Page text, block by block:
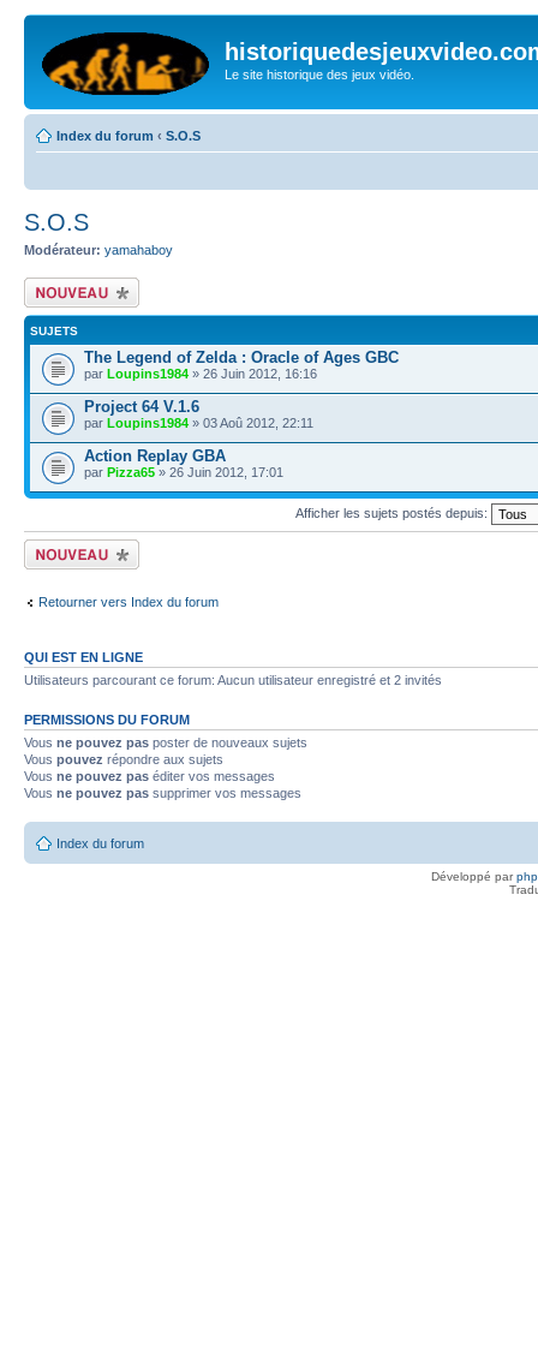
Le site historique des jeux vidéo.
Index du forum ‹ S.O.S
S.O.S
Modérateur: yamahaboy
Écrire un nouveau
sujet
SUJETS
The Legend of Zelda : Oracle of Ages GBC
par Loupins1984 » 26 Juin 2012, 16:16
Project 64 V.1.6
par Loupins1984 » 03 Aoû 2012, 22:11
Action Replay GBA
par Pizza65 » 26 Juin 2012, 17:01
Afficher les sujets postés depuis:
Écrire un nouveau
sujet
Retourner vers Index du forum
QUI EST EN LIGNE
Utilisateurs parcourant ce forum: Aucun utilisateur enregistré et 2 invités
PERMISSIONS DU FORUM
Vous ne pouvez pas poster de nouveaux sujets
Vous pouvez répondre aux sujets
Vous ne pouvez pas éditer vos messages
Vous ne pouvez pas supprimer vos messages
Index du forum
Développé par